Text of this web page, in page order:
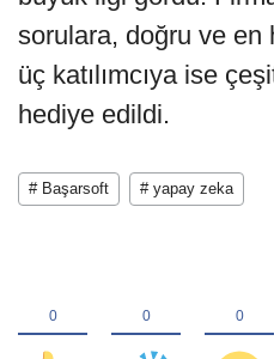
sorulara, doğru ve en
üç katılımcıya ise
hediye edildi.
# Başarsoft # yapay zeka